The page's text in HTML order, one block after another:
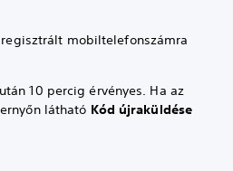
mobiltelefonszámra
10 percig érvényes. Ha az
látható Kód újraküldése